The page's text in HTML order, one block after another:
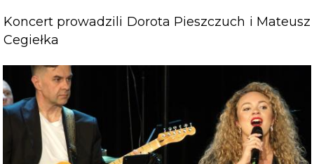
Koncert prowadzili Dorota Pieszczuch i Mateusz
Cegiełka